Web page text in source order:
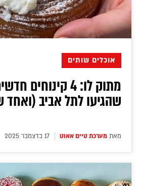
דירה להכיר
תוכן מקודם
© יובל סיגלר תקשורת בע"מ 2026
and Powered byRGB Media
אוכלים שותים
מתוק לו: 4
שהגיעו לתל אביב
מאת מערכת טיים אאוט 17 בדצמבר 2025